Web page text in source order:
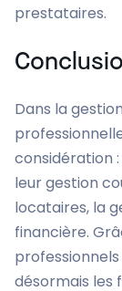
prestataires.
Dans la
considération
leur gestion
locataires, la
financière.
désormais les